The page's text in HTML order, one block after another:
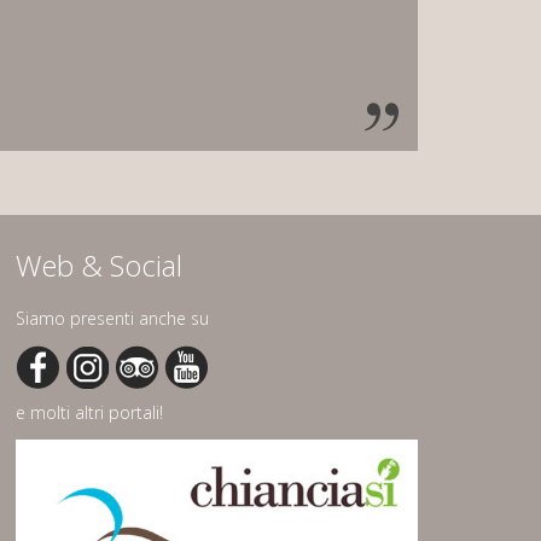
Web & Social
Siamo presenti anche su
e molti altri portali!